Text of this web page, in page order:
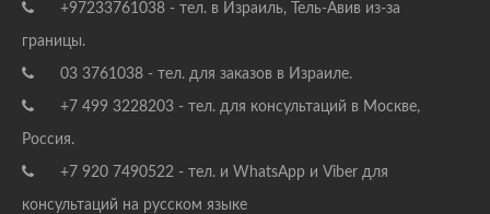
+97233761038 - тел. в Израиль, Тель-Авив из-за
границы.
03 3761038 - тел. для заказов в Израиле.
+7 499 3228203 - тел. для консультаций в Москве,
Россия.
+7 920 7490522 - тел. и WhatsApp и Viber для
консультаций на русском языке